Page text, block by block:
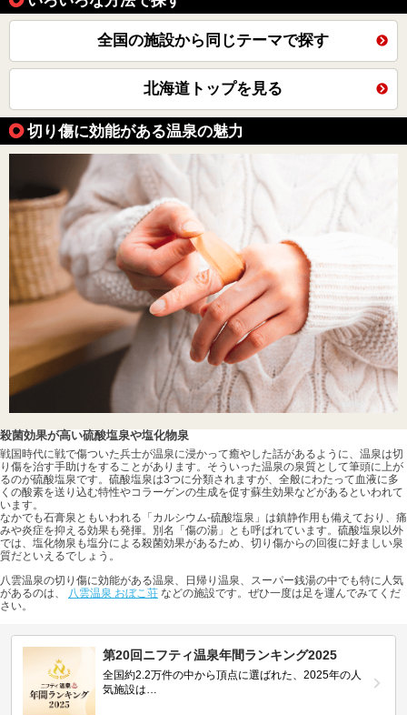
全国の施設から同じテーマで探す
北海道トップを見る
切り傷に効能がある温泉の魅力
殺菌効果が高い硫酸塩泉や塩化物泉
戦国時代に戦で傷ついた兵士が温泉に浸かって癒やした話があるように、温泉は切
り傷を治す手助けをすることがあります。そういった温泉の泉質として筆頭に上が
るのが硫酸塩泉です。硫酸塩泉は3つに分類されますが、全般にわたって血液に多
くの酸素を送り込む特性やコラーゲンの生成を促す蘇生効果などがあるといわれて
います。
なかでも石膏泉ともいわれる「カルシウム-硫酸塩泉」は鎮静作用も備えており、痛
みや炎症を抑える効果も発揮。別名「傷の湯」とも呼ばれています。硫酸塩泉以外
では、塩化物泉も塩分による殺菌効果があるため、切り傷からの回復に好ましい泉
質だといえるでしょう。
八雲温泉の切り傷に効能がある温泉、日帰り温泉、スーパー銭湯の中でも特に人気
があるのは、 八雲温泉 おぼこ荘 などの施設です。ぜひ一度は足を運んでみてくだ
さい。
第20回ニフティ温泉年間ランキング2025
全国約2.2万件の中から頂点に選ばれた、2025年の人
気施設は…